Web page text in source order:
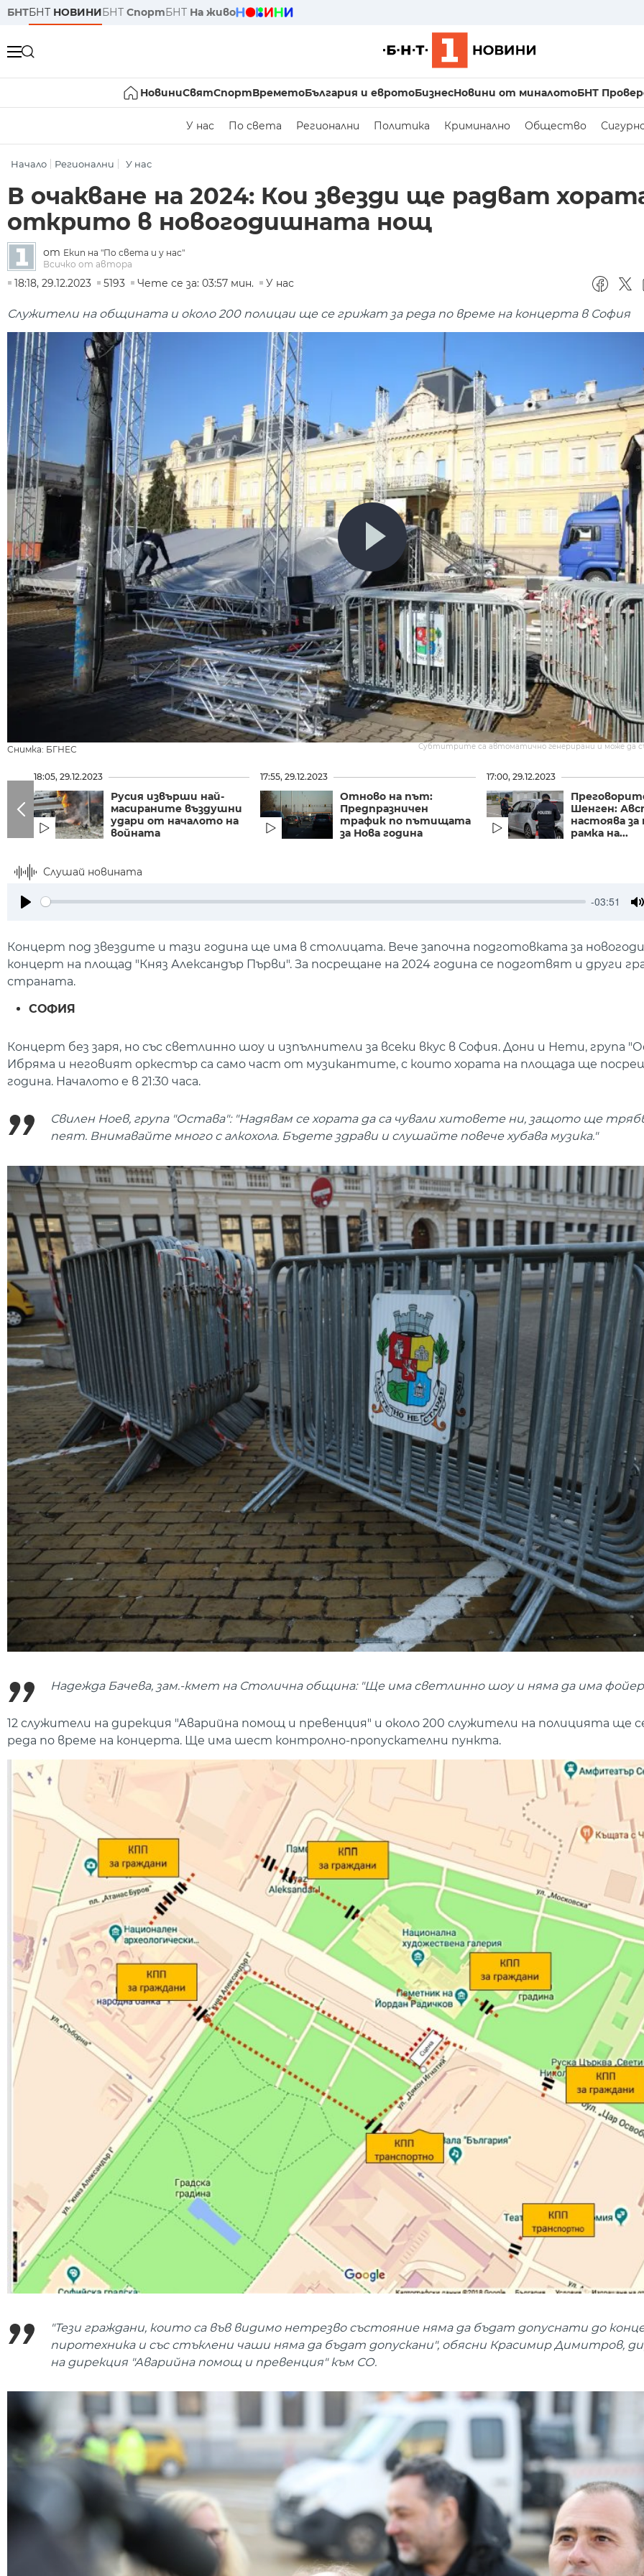
БНТБНТ НОВИНИБНТ СпортБНТ На живо
НовиниСвятСпортВреметоБългария и евротоБизнесНовини от миналотоБНТ
У нас По света Регионални Политика Криминално Общество
Начало Регионални У нас
В очакване на 2024: Кои звезди ще радват
открито в новогодишната нощ
от Екип на "По света и у нас"
Всичко от автора
18:18, 29.12.2023
5193 Чете се за: 03:57 мин. У нас
Служители на общината и около 200 полицаи ще се грижат за реда по време на концерта в София
Снимка: БГНЕС Субтитрите са автоматично генерирани и може да
18:05, 29.12.2023
Русия извърши най-
масираните въздушни
удари от началото на
войната
17:55, 29.12.2023
Отново на път:
Предпразничен
трафик по пътищата
за Нова година
17:00, 29.12.2023
Шенген:
настоява за
рамка на...
Слушай новината
-03:51
Концерт под звездите и тази година ще има в столицата. Вече започна подготовката за
концерт на площад "Княз Александър Първи". За посрещане на 2024 година се подготвят и други
страната.
СОФИЯ
Концерт без заря, но със светлинно шоу и изпълнители за всеки вкус в София. Дони и Нети, група
Ибряма и неговият оркестър са само част от музикантите, с които хората на площада ще
година. Началото е в 21:30 часа.
Свилен Ноев, група "Остава": "Надявам се хората да са чували хитовете ни, защото ще
пеят. Внимавайте много с алкохола. Бъдете здрави и слушайте повече хубава музика."
Надежда Бачева, зам.-кмет на Столична община: "Ще има светлинно шоу и няма да има
12 служители на дирекция "Аварийна помощ и превенция" и около 200 служители на полицията ще
реда по време на концерта. Ще има шест контролно-пропускателни пункта.
"Тези граждани, които са във видимо нетрезво състояние няма да бъдат допуснати до
пиротехника и със стъклени чаши няма да бъдат допускани", обясни Красимир Димитров,
на дирекция "Аварийна помощ и превенция" към СО.